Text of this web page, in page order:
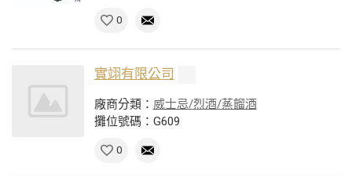
0
實翊有限公司
廠商分類： 威士忌/烈酒/蒸餾酒
攤位號碼：G609
0